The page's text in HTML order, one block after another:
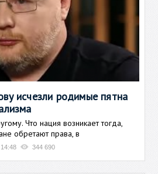
исчезли родимые пятна
Что нация возникает тогда,
обретают права, в
344 690